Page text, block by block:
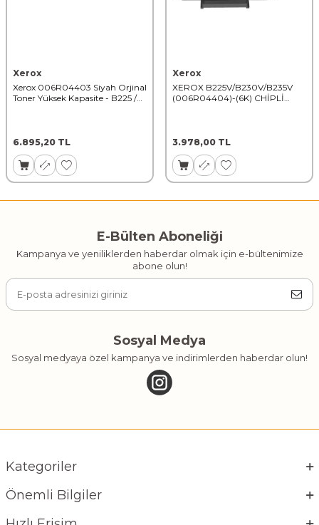
Xerox
Xerox 006R04403 Siyah Orjinal
Toner Yüksek Kapasite - B225 /
6.895,20 TL
Xerox
XEROX B225V/B230V/B235V
(006R04404)-(6K) CHİPLİ
3.978,00 TL
E-Bülten Aboneliği
Kampanya ve yeniliklerden haberdar olmak için e-bültenimize
abone olun!
Sosyal Medya
Sosyal medyaya özel kampanya ve indirimlerden haberdar olun!
Kategoriler
Önemli Bilgiler